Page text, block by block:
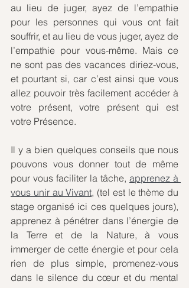
au lieu de juger, ayez de l’empathie
pour les personnes qui vous ont fait
souffrir, et au lieu de vous juger, ayez de
l’empathie pour vous-même. Mais ce
ne sont pas des vacances diriez-vous,
et pourtant si, car c’est ainsi que vous
allez pouvoir très facilement accéder à
votre présent, votre présent qui est
votre Présence.
Il y a bien quelques conseils que nous
pouvons vous donner tout de même
pour vous faciliter la tâche, apprenez à
vous unir au Vivant, (tel est le thème du
stage organisé ici ces quelques jours),
apprenez à pénétrer dans l’énergie de
la Terre et de la Nature, à vous
immerger de cette énergie et pour cela
rien de plus simple, promenez-vous
dans le silence du cœur et du mental